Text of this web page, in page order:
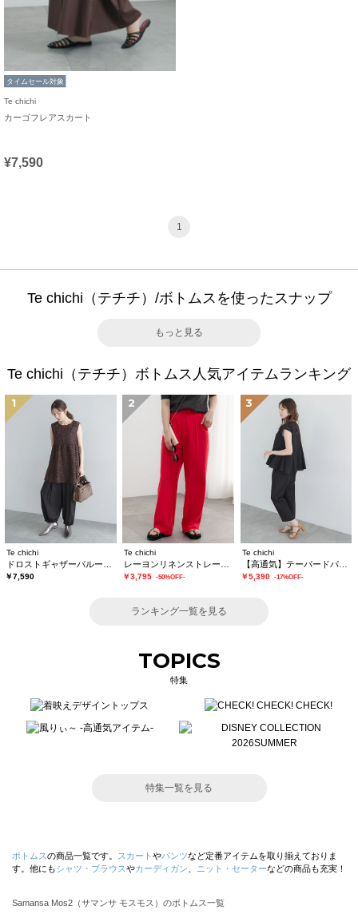
タイムセール対象
Te chichi
カーゴフレアスカート
¥7,590
1
Te chichi（テチチ）/ボトムスを使ったスナップ
もっと見る
Te chichi（テチチ）ボトムス人気アイテムランキング
1
Te chichi
￥7,590
2
Te chichi
￥3,795 -50%OFF-
3
Te chichi
【高通気】テーパードパンツ（セットアップ可）
￥5,390 -17%OFF-
ランキング一覧を見る
TOPICS
特集
特集一覧を見る
ボトムスの商品一覧です。 スカート やパンツなど定番アイテムを取り揃えておりま
す。他にもシャツ・ブラウスやカーディガン ニット・セーターなどの商品も充実！
Samansa Mos2（サマンサ モスモス）のボトムス一覧